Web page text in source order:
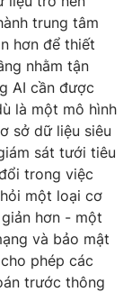
bằng AI
trung tâm
hơn để thiết
nhằm tận
AI cần được
là một mô hình
sở dữ liệu siêu
sát tưới tiêu
trong việc
một loại cơ
hơn - một
và bảo mật
phép các
trước thông